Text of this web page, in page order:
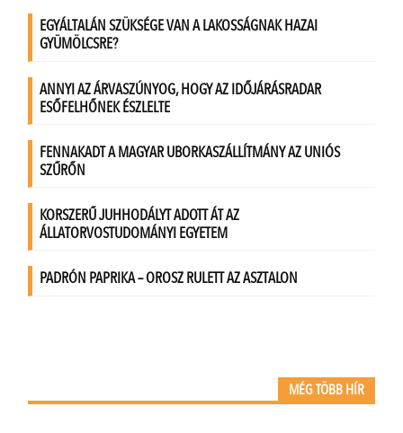
MÉG TÖBB HÍR